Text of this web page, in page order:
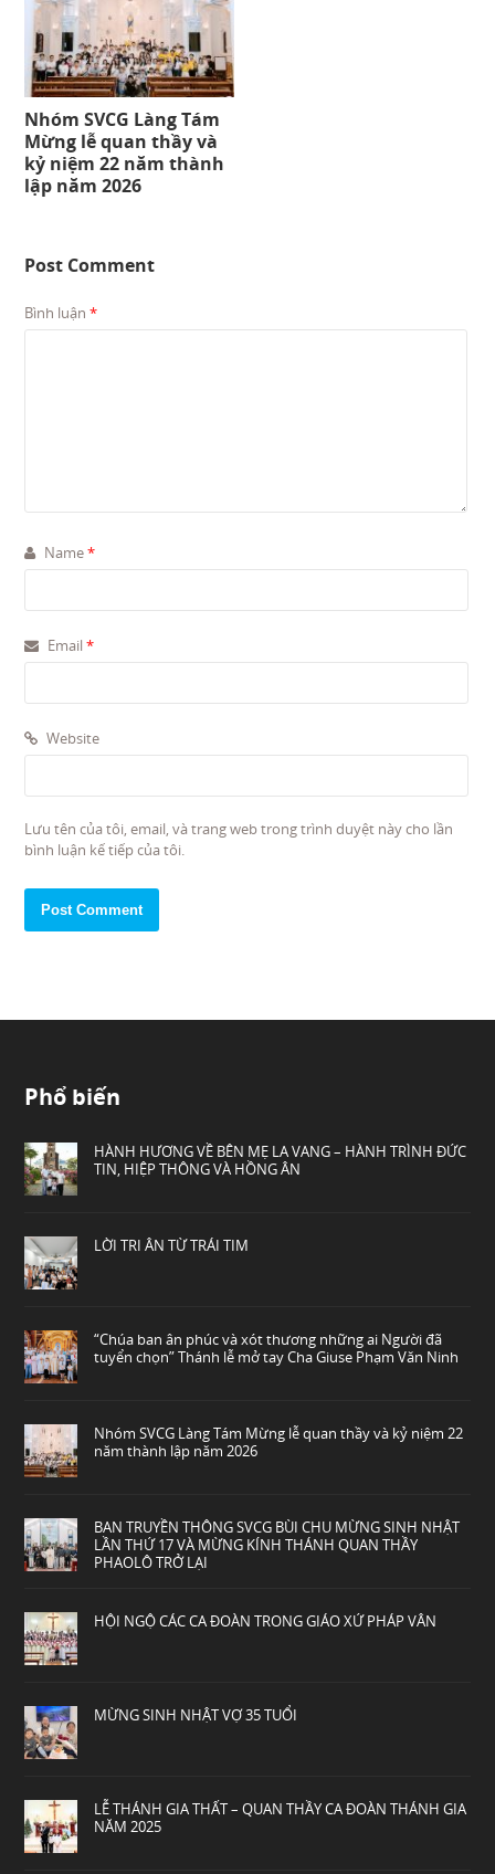
Nhóm SVCG Làng Tám
Mừng lễ quan thầy và
kỷ niệm 22 năm thành
lập năm 2026
Post Comment
Bình luận*
Name*
Email*
Website
Lưu tên của tôi, email, và trang web trong trình duyệt này cho lần
bình luận kế tiếp của tôi.
Phổ biến
HÀNH HƯƠNG VỀ BÊN MẸ LA VANG – HÀNH TRÌNH ĐỨC
TIN, HIỆP THÔNG VÀ HỒNG ÂN
LỜI TRI ÂN TỪ TRÁI TIM
“Chúa ban ân phúc và xót thương những ai Người đã
tuyển chọn” Thánh lễ mở tay Cha Giuse Phạm Văn Ninh
Nhóm SVCG Làng Tám Mừng lễ quan thầy và kỷ niệm 22
năm thành lập năm 2026
BAN TRUYỀN THÔNG SVCG BÙI CHU MỪNG SINH NHẬT
LẦN THỨ 17 VÀ MỪNG KÍNH THÁNH QUAN THẦY
PHAOLÔ TRỞ LẠI
HỘI NGỘ CÁC CA ĐOÀN TRONG GIÁO XỨ PHÁP VÂN
MỪNG SINH NHẬT VỢ 35 TUỔI
LỄ THÁNH GIA THẤT – QUAN THẦY CA ĐOÀN THÁNH GIA
NĂM 2025